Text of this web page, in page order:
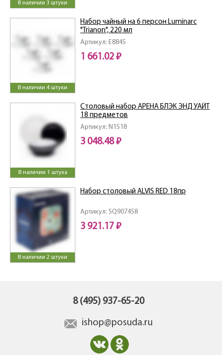
В наличии 3 штуки
В наличии 4 штуки
Артикул: E8845
Набор чайный на 6 персон Luminarc
"Trianon", 220 мл
1 661.02 ₽
В наличии 1 штука
Артикул: N1518
Столовый набор АРЕНА БЛЭК ЭНД УАЙТ
18 предметов
3 048.48 ₽
В наличии 2 штуки
Артикул: SQ907458
Набор столовый ALVIS RED 18пр
3 921.17 ₽
8 (495) 937-65-20
ishop@posuda.ru